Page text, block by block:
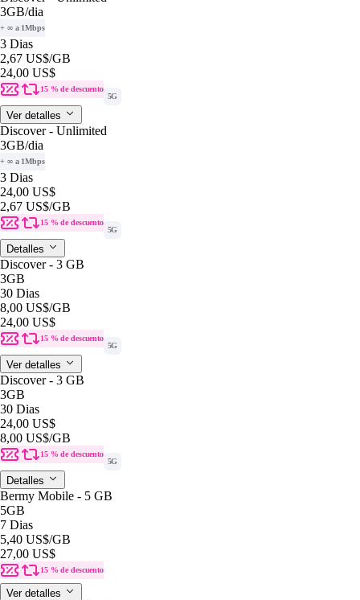
3GB/dia
+ ∞ a 1Mbps
3 Dias
2,67 US$/GB
24,00 US$
15 % de descuento
5G
Ver detalles
Discover - Unlimited
3GB/dia
+ ∞ a 1Mbps
3 Dias
24,00 US$
2,67 US$/GB
15 % de descuento
5G
Detalles
Discover - 3 GB
3GB
30 Dias
8,00 US$/GB
24,00 US$
15 % de descuento
5G
Ver detalles
Discover - 3 GB
3GB
30 Dias
24,00 US$
8,00 US$/GB
15 % de descuento
5G
Detalles
Bermy Mobile - 5 GB
5GB
7 Dias
5,40 US$/GB
27,00 US$
15 % de descuento
Ver detalles